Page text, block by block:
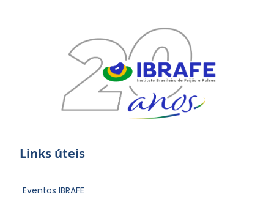
Links úteis
Eventos IBRAFE